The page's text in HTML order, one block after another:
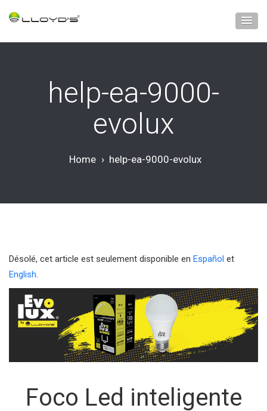
help-ea-9000-
evolux
Home › help-ea-9000-evolux
Désolé, cet article est seulement disponible en Español et
English.
Foco Led inteligente